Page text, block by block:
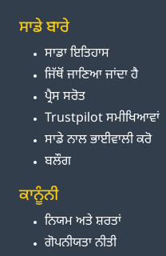
ਸਾਡੇ ਬਾਰੇ
ਸਾਡਾ ਇਤਿਹਾਸ
ਜਿੱਥੋਂ ਜਾਣਿਆ ਜਾਂਦਾ ਹੈ
ਪ੍ਰੈਸ ਸਰੋਤ
Trustpilot ਸਮੀਖਿਆਵਾਂ
ਸਾਡੇ ਨਾਲ ਭਾਈਵਾਲੀ ਕਰੋ
ਬਲੌਗ
ਕਾਨੂੰਨੀ
ਨਿਯਮ ਅਤੇ ਸ਼ਰਤਾਂ
ਗੋਪਨੀਯਤਾ ਨੀਤੀ